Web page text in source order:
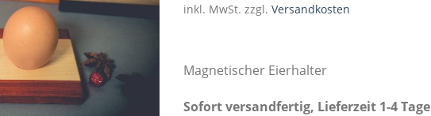
inkl. MwSt. zzgl. Versandkosten
Magnetischer Eierhalter
Sofort versandfertig, Lieferzeit 1-4 Tage